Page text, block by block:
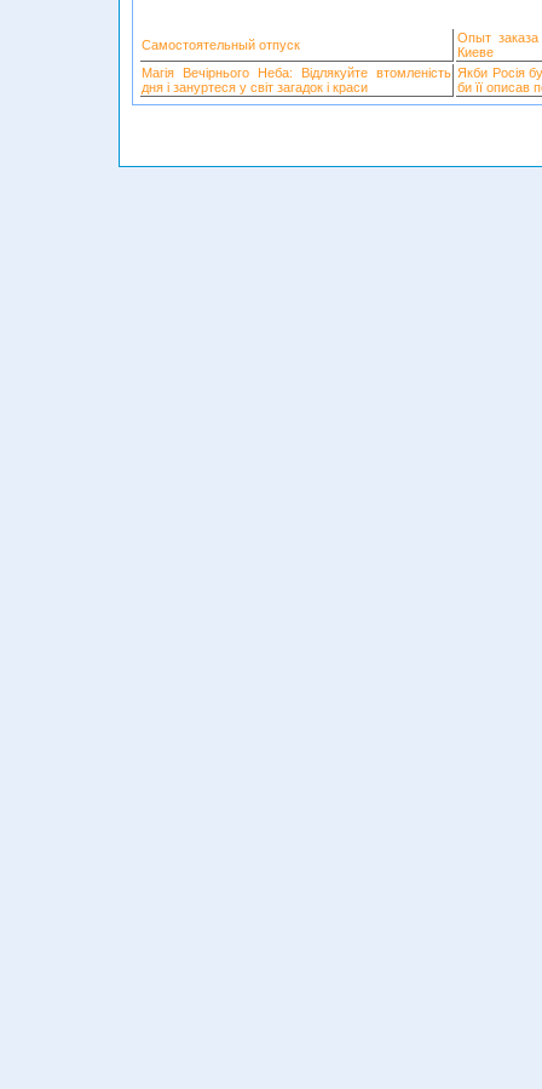
Самостоятельный отпуск
Опыт
Киеве
Магія Вечірнього Неба: Відлякуйте втомленість
дня і зануртеся у світ загадок і краси
Якби Росія
би її описав